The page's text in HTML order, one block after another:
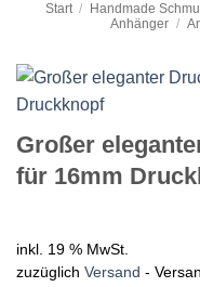
Start / Handmade
Anhänger /
Großer
für 16mm
inkl. 19 % MwSt.
zuzüglich Versand -